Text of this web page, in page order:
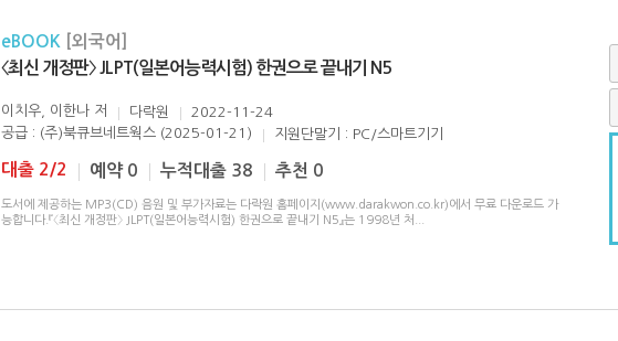
eBOOK
[외국어]
〈최신 개정판〉 JLPT(일본어능력시험) 한권으로 끝내기 N5
이치우, 이한나 저 다락원
2022-11-24
공급 : (주)북큐브네트웍스 (2025-01-21)
지원단말기 : PC/스마트기기
대출 2/2 예약 0 누적대출 38 추천 0
도서에 제공하는 MP3(CD) 음원 및 부가자료는 다락원 홈페이지(www.darakwon.co.kr)에서 무료 다운로드 가
능합니다.『〈최신 개정판〉 JLPT(일본어능력시험) 한권으로 끝내기 N5』는 1998년 처